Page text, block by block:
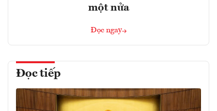
một nửa
Đọc ngay
Đọc tiếp